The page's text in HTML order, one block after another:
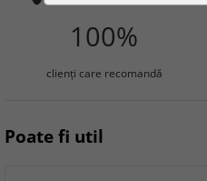
100%
clienţi care recomandă
Poate fi util